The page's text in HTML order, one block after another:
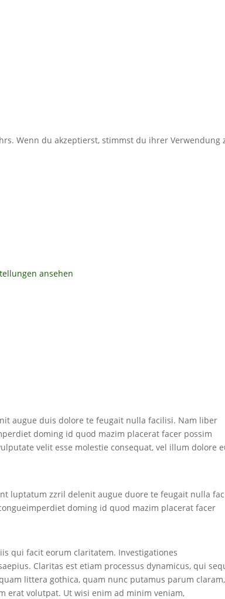
Wenn du akzeptierst, stimmst du ihrer Verwendung
ansehen
augue duis dolore te feugait nulla facilisi. Nam liber
doming id quod mazim placerat facer possim
velit esse molestie consequat, vel illum dolore
luptatum zzril delenit augue duore te feugait nulla
doming id quod mazim placerat facer
qui facit eorum claritatem. Investigationes
Claritas est etiam processus dynamicus, qui
littera gothica, quam nunc putamus parum claram,
erat volutpat. Ut wisi enim ad minim veniam,